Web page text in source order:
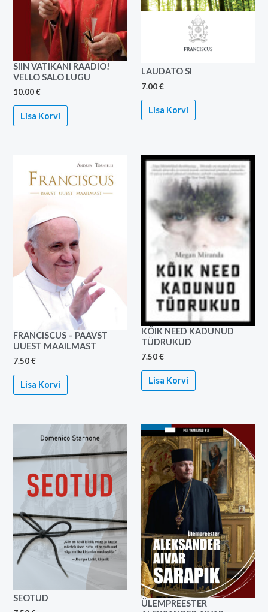
SIIN VATIKANI RAADIO!
VELLO SALO LUGU
10.00€
Lisa Korvi
LAUDATO SI
7.00€
Lisa Korvi
FRANCISCUS – PAAVST
UUEST MAAILMAST
7.50€
Lisa Korvi
KÕIK NEED KADUNUD
TÜDRUKUD
7.50€
Lisa Korvi
SEOTUD
ÜLEMPREESTER